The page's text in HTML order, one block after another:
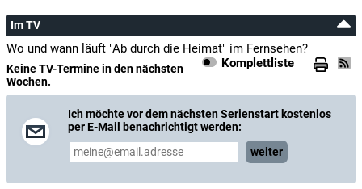
Im TV
Wo und wann läuft "Ab durch die Heimat" im Fernsehen?
Komplettliste
Keine TV-Termine in den nächsten
Wochen.
Ich möchte vor dem nächsten Serienstart kostenlos
per E-Mail benachrichtigt werden:
weiter